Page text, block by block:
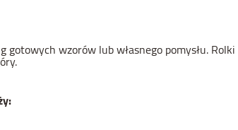
gotowych wzorów lub własnego pomysłu.